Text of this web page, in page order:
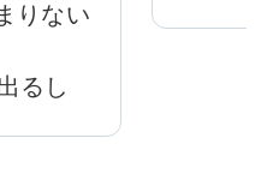
りない
るし